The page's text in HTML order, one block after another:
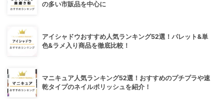
の多い市販品を中心に
アイシャドウおすすめ人気ランキング52選！パレット&単
色&ラメ入り商品を徹底比較！
マニキュア人気ランキング52選！おすすめのプチプラや速
乾タイプのネイルポリッシュを紹介！